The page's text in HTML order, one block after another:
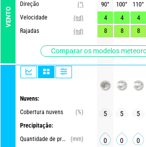
VENTO
Direção
(°)
Velocidade
(nd)
Rajadas
(nd)
Comparar os modelos
Nuvens:
Cobertura nuvens
(%)
Precipitação:
Quantidade de precipitações
(mm)
90° 100° 110°
4
4 4
8
8 8
5 5 5
0 0 0